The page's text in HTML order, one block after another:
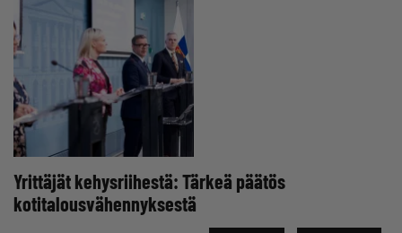
Yrittäjät kehysriihestä: Tärkeä päätös
kotitalousvähennyksestä